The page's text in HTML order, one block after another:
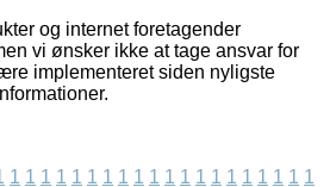
og internet foretagender
vi ønsker ikke at tage ansvar for
implementeret siden nyligste
1 1 1 1 1 1 1 1 1 1 1 1 1 1 1 1 1 1 1 1